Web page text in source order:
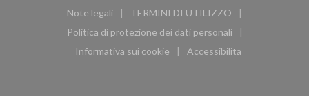
Note legali
((apre una nuova finestra))
TERMINI DI UTILIZZO
((apre una nuova finestra))
Politica di protezione dei dati personali
((apre una nuova finestra))
Informativa sui cookie
((apre una nuova finestra))
Accessibilita